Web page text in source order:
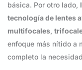
básica. Por otro lado,
tecnología de lentes
multifocales,
enfoque más nítido a
completo la